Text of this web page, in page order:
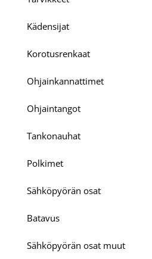
Kädensijat
Korotusrenkaat
Ohjainkannattimet
Ohjaintangot
Tankonauhat
Polkimet
Sähköpyörän osat
Batavus
Sähköpyörän osat muut